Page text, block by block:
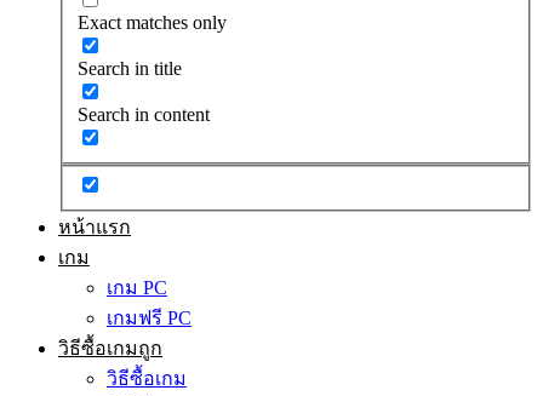
Exact matches only
Search in title
Search in content
หน้าแรก
เกม
เกม PC
เกมฟรี PC
วิธีซื้อเกมถูก
วิธีซื้อเกม